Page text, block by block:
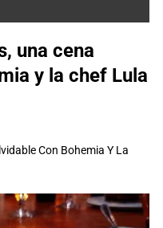
una cena
y la chef Lula
Con Bohemia Y La